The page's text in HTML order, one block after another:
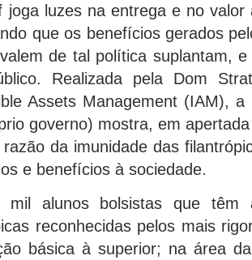
joga luzes na entrega e no valor
que os benefícios gerados
de tal política suplantam,
Realizada pela Dom
Assets Management (IAM),
governo) mostra, em
da imunidade das
e benefícios à sociedade.
alunos bolsistas que têm
reconhecidas pelos mais
básica à superior; na área